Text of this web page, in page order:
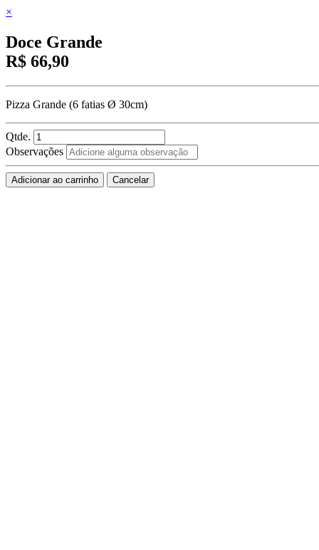
×
Doce Grande
R$ 66,90
Pizza Grande (6 fatias Ø 30cm)
Qtde.
Observações
Adicionar ao carrinho Cancelar